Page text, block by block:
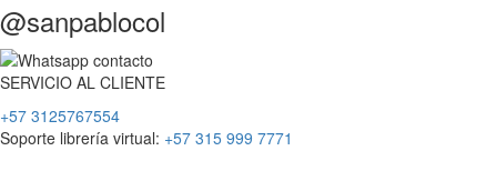
@sanpablocol
SERVICIO AL CLIENTE
+57 3125767554
Soporte librería virtual: +57 315 999 7771